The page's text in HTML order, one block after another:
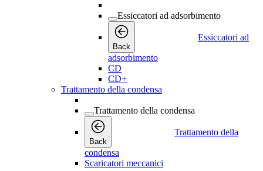
Essiccatori ad adsorbimento
Back
Essiccatori ad
adsorbimento
CD
CD+
Trattamento della condensa
Trattamento della condensa
Back
Trattamento della
condensa
Scaricatori meccanici